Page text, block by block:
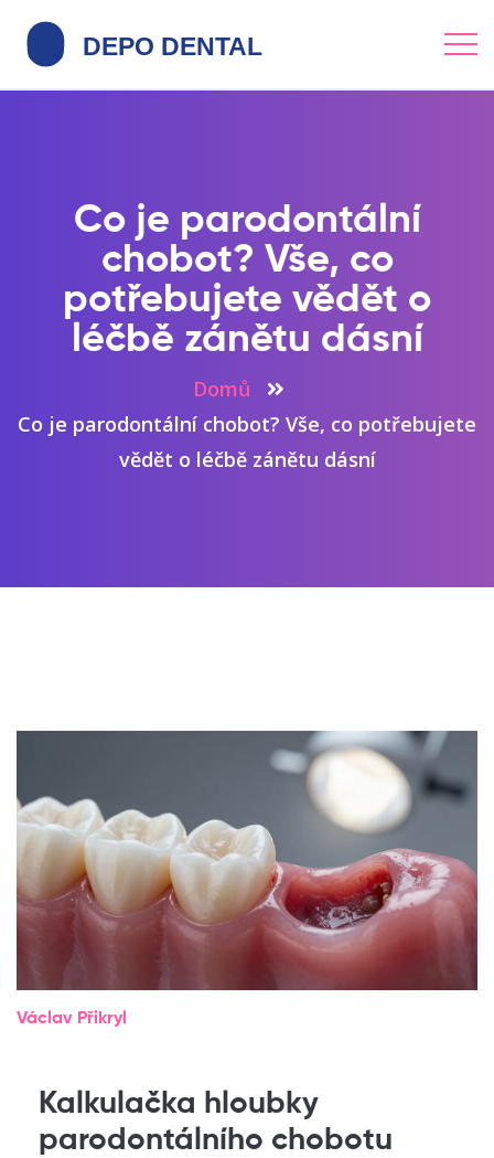
Co je parodontální
chobot? Vše, co
potřebujete vědět o
léčbě zánětu dásní
Domů
Co je parodontální chobot? Vše, co potřebujete
vědět o léčbě zánětu dásní
Václav Přikryl
Kalkulačka hloubky
parodontálního chobotu